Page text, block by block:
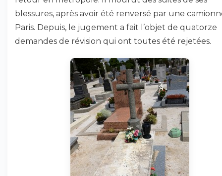
blessures, après avoir été renversé par une
Paris. Depuis, le jugement a fait l’objet de quatorze
demandes de révision qui ont toutes été rejetées.